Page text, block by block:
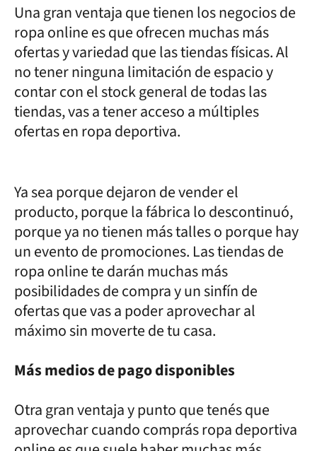
Una gran ventaja que tienen los negocios de
ropa online es que ofrecen muchas más
ofertas y variedad que las tiendas físicas. Al
no tener ninguna limitación de espacio y
contar con el stock general de todas las
tiendas, vas a tener acceso a múltiples
ofertas en ropa deportiva.
Ya sea porque dejaron de vender el
producto, porque la fábrica lo descontinuó,
porque ya no tienen más talles o porque hay
un evento de promociones. Las tiendas de
ropa online te darán muchas más
posibilidades de compra y un sinfín de
ofertas que vas a poder aprovechar al
máximo sin moverte de tu casa.
Más medios de pago disponibles
Otra gran ventaja y punto que tenés que
aprovechar cuando comprás ropa deportiva